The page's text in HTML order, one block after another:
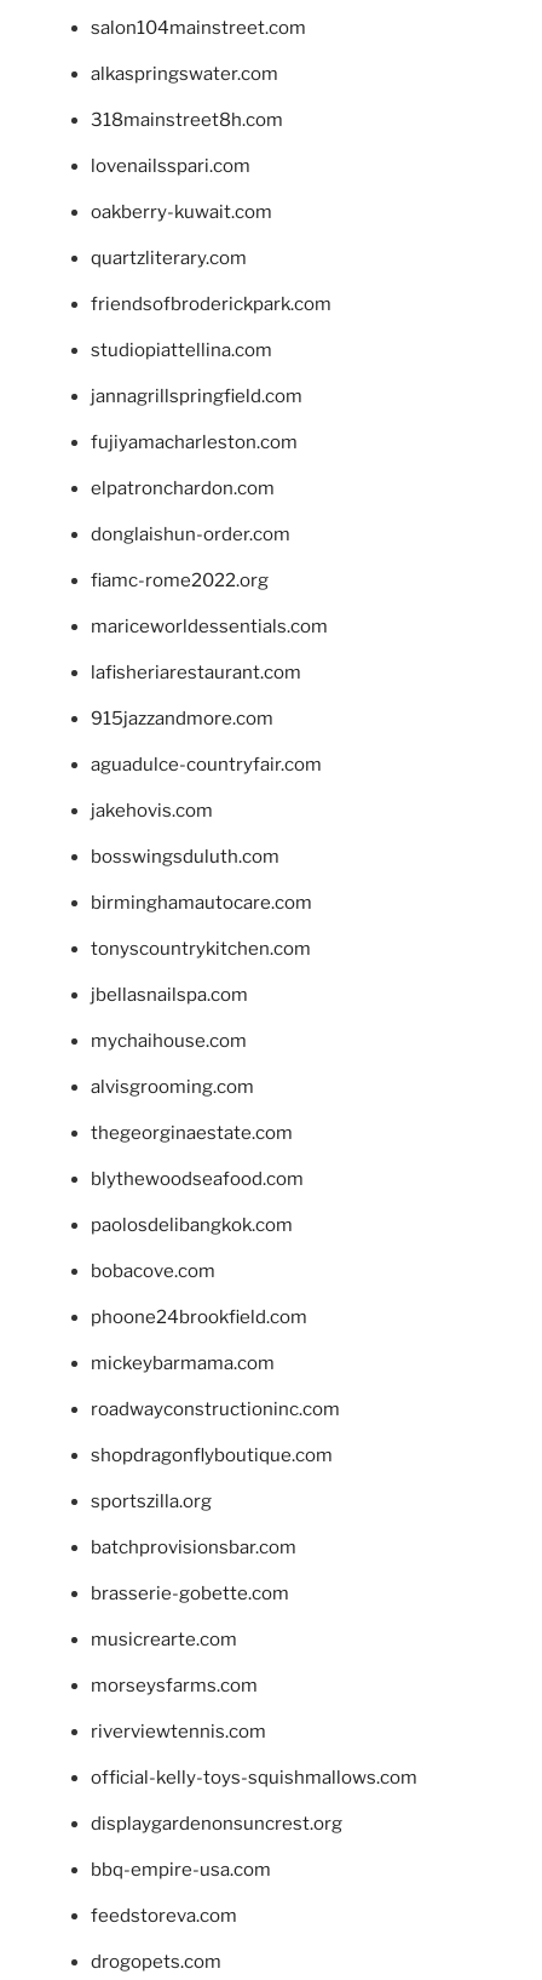
salon104mainstreet.com
alkaspringswater.com
318mainstreet8h.com
lovenailsspari.com
oakberry-kuwait.com
quartzliterary.com
friendsofbroderickpark.com
studiopiattellina.com
jannagrillspringfield.com
fujiyamacharleston.com
elpatronchardon.com
donglaishun-order.com
fiamc-rome2022.org
mariceworldessentials.com
lafisheriarestaurant.com
915jazzandmore.com
aguadulce-countryfair.com
jakehovis.com
bosswingsduluth.com
birminghamautocare.com
tonyscountrykitchen.com
jbellasnailspa.com
mychaihouse.com
alvisgrooming.com
thegeorginaestate.com
blythewoodseafood.com
paolosdelibangkok.com
bobacove.com
phoone24brookfield.com
mickeybarmama.com
roadwayconstructioninc.com
shopdragonflyboutique.com
sportszilla.org
batchprovisionsbar.com
brasserie-gobette.com
musicrearte.com
morseysfarms.com
riverviewtennis.com
official-kelly-toys-squishmallows.com
displaygardenonsuncrest.org
bbq-empire-usa.com
feedstoreva.com
drogopets.com